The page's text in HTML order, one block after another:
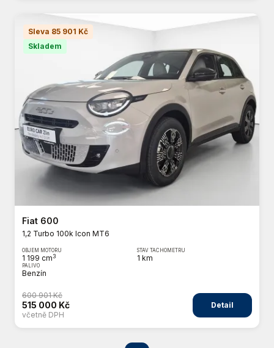
Sleva 85 901 Kč
Skladem
Fiat 600
1,2 Turbo 100k Icon MT6
OBJEM MOTORU
1 199 cm3
STAV TACHOMETRU
1 km
PALIVO
Benzín
600 901 Kč
515 000 Kč
včetně DPH
Detail